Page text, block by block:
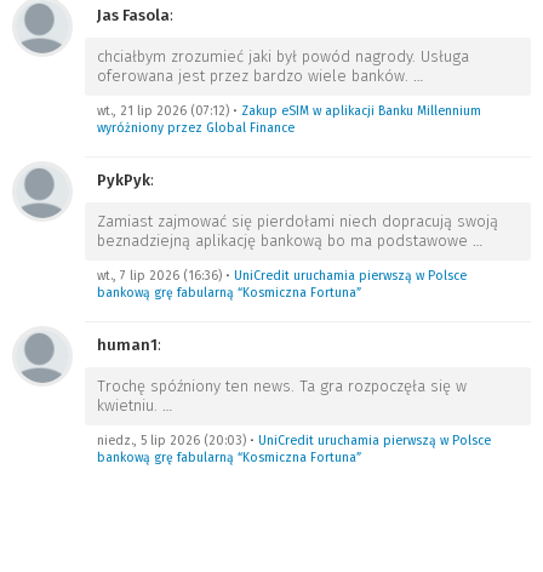
Jas Fasola:
chciałbym zrozumieć jaki był powód nagrody. Usługa
oferowana jest przez bardzo wiele banków.
wt., 21 lip 2026 (07:12) • Zakup eSIM w aplikacji Banku Millennium
wyróżniony przez Global Finance
PykPyk:
Zamiast zajmować się pierdołami niech dopracują swoją
beznadziejną aplikację bankową bo ma podstawowe
wt., 7 lip 2026 (16:36) • UniCredit uruchamia pierwszą w Polsce
bankową grę fabularną “Kosmiczna Fortuna”
human1:
Trochę spóźniony ten news. Ta gra rozpoczęła się w
kwietniu.
niedz., 5 lip 2026 (20:03) • UniCredit uruchamia pierwszą w Polsce
bankową grę fabularną “Kosmiczna Fortuna”